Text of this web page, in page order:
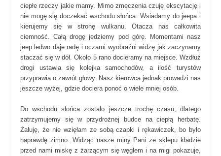
ciepłe rzeczy jakie mamy. Mimo zmęczenia czuję ekscytację i
nie mogę się doczekać wschodu słońca. Wsiadamy do jeepa i
kierujemy się w stronę wulkanu. Otacza nas całkowita
ciemność. Całą drogę jedziemy pod górę. Momentami nasz
jeep ledwo daje radę i oczami wyobraźni widzę jak zaczynamy
staczać się w dół. Około 5 rano docieramy na miejsce. Wzdłuż
drogi ustawia się kolejka samochodów, a ilość turystów
przyprawia o zawrót głowy. Nasz kierowca jednak prowadzi nas
jeszcze wyżej, gdzie dociera ponoć o wiele mniej osób.
Do wschodu słońca zostało jeszcze trochę czasu, dlatego
zatrzymujemy się w przydrożnej budce na ciepłą herbatę.
Żałuję, że nie wzięłam ze sobą czapki i rękawiczek, bo było
naprawdę zimno. Widząc nasze miny Pani ze sklepu kładzie
przed nami miskę z żarzącym się węglem i na migi pokazuje,